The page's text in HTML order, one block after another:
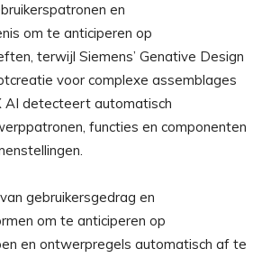
en
om te anticiperen op
terwijl Siemens’ Genative Design
voor complexe assemblages
AI detecteert automatisch
functies en componenten
gebruikersgedrag en
om te anticiperen op
en ontwerpregels automatisch af te